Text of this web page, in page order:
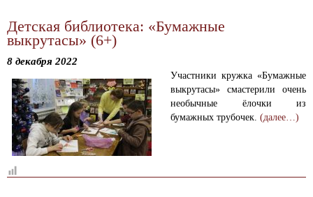
Детская библиотека: «Бумажные
выкрутасы» (6+)
8 декабря 2022
Участники кружка «Бумажные
выкрутасы» смастерили очень
необычные ёлочки из
бумажных трубочек.(далее…)